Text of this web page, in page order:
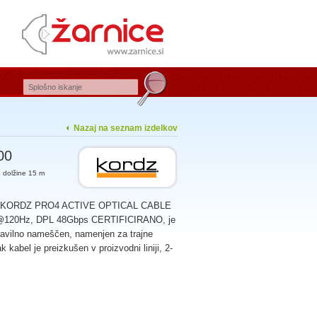
Nazaj na seznam izdelkov
dolžine 15 m
PRO4 ACTIVE OPTICAL CABLE
DPL 48Gbps CERTIFICIRANO, je
nameščen, namenjen za trajne
kabel je preizkušen v proizvodni liniji, 2-